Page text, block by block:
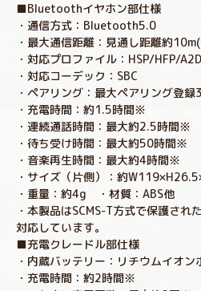
■Bluetoothイヤホン部仕様
・通信方式：Bluetooth5.0
・最大通信距離：見通し距離約
・対応プロファイル：HSP/HFP/
・対応コーデック：SBC
・ペアリング：最大ペアリング登録
・充電時間：約1.5時間※
・連続通話時間：最大約2.5時間※
・待ち受け時間：最大約50時間※
・音楽再生時間：最大約4時間※
・サイズ（片側）：約
・重量：約4g ・材質：ABS他
・本製品はSCMS-T方式で保護され
対応しています。
■充電クレードル部仕様
・内蔵バッテリー：リチウムイオン
・充電時間：約2時間※